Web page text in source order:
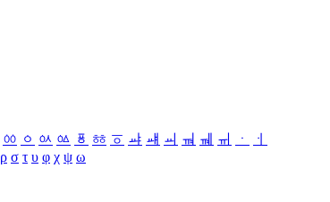
ㆀ ㆁ ㆂ ㆃ ㆄ ㆅ ㆆ ㆇ ㆈ ㆉ ㆊ ㆋ ㆌ ㆍ
ㆎ
ρ σ τ υ φ χ ψ ω